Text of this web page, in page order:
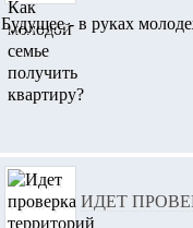
Будущее - в руках
ИДЕТ